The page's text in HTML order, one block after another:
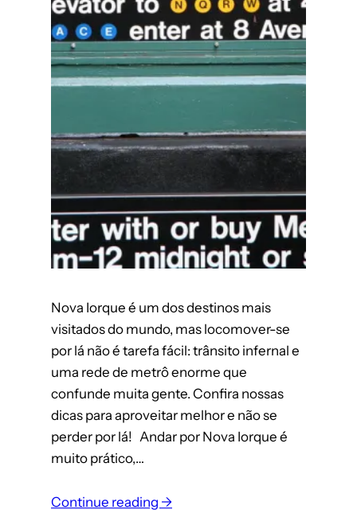
Nova Iorque é um dos destinos mais
visitados do mundo, mas locomover-se
por lá não é tarefa fácil: trânsito infernal e
uma rede de metrô enorme que
confunde muita gente. Confira nossas
dicas para aproveitar melhor e não se
perder por lá! Andar por Nova Iorque é
muito prático,…
Continue reading →: